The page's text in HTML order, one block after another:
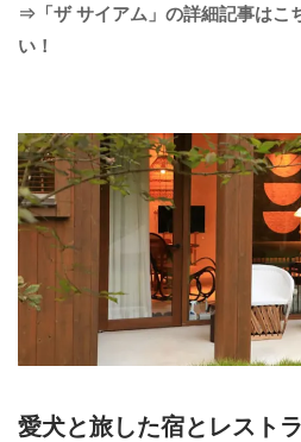
⇒「ザ サイアム」の詳細記事はこ
い！
愛犬と旅した宿とレスト